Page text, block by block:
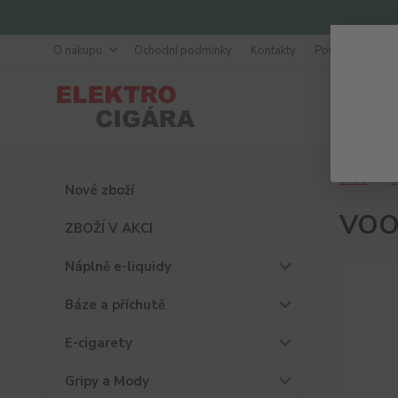
O nákupu Ochodní podmínky Kontakty Poradna
Nové zboží
ZBOŽÍ V AKCI
Náplně e-liquidy
Báze a příchutě
E-cigarety
Gripy a Mody
Úvod